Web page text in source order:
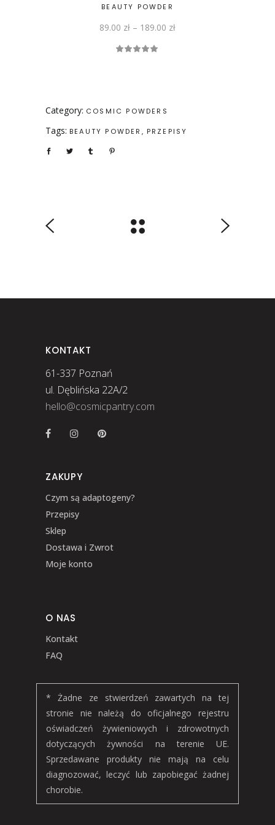
produktu
BEAUTY POWDER
89.00 zł – 189.00 zł
Category: COSMIC POWDERS
Tags: BEAUTY POWDER PRZEPISY
KONTAKT
61-337 Poznań
ul. Dęblińska 22A/2
hello@cosmicpantry.com
ZAKUPY
Czym są adaptogeny?
Przepisy
Sklep
Dostawa i Zwrot
Moje konto
O NAS
Kontakt
FAQ
* Żadne ze stwierdzeń zawartych na tej
stronie nie należą do oficjalnego rejestru
oświadczeń żywieniowych i zdrowotnych
dotyczących żywności na terenie UE.
Sprzedawane produkty nie mają na celu
diagnozować, leczyć lub zapobiegać żadnej
chorobie.